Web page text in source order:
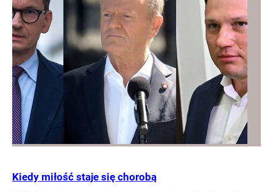
Kiedy miłość staje się chorobą